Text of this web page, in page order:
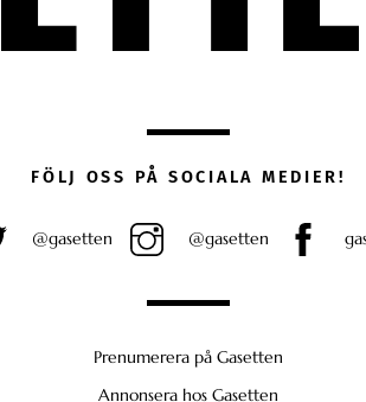
FÖLJ OSS PÅ SOCIALA MEDIER!
@gasetten @gasetten
Prenumerera på Gasetten
Annonsera hos Gasetten